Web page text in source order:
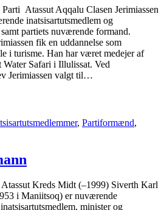
Atassut Aqqalu Clasen Jerimiassen
inatsisartutsmedlem og
partiets nuværende formand.
fik en uddannelse som
i turisme. Han har været medejer af
Safari i Illulissat. Ved
Jerimiassen valgt til…
, Partiformænd,
Kreds Midt (–1999) Siverth Karl
i Maniitsoq) er nuværende
minister og